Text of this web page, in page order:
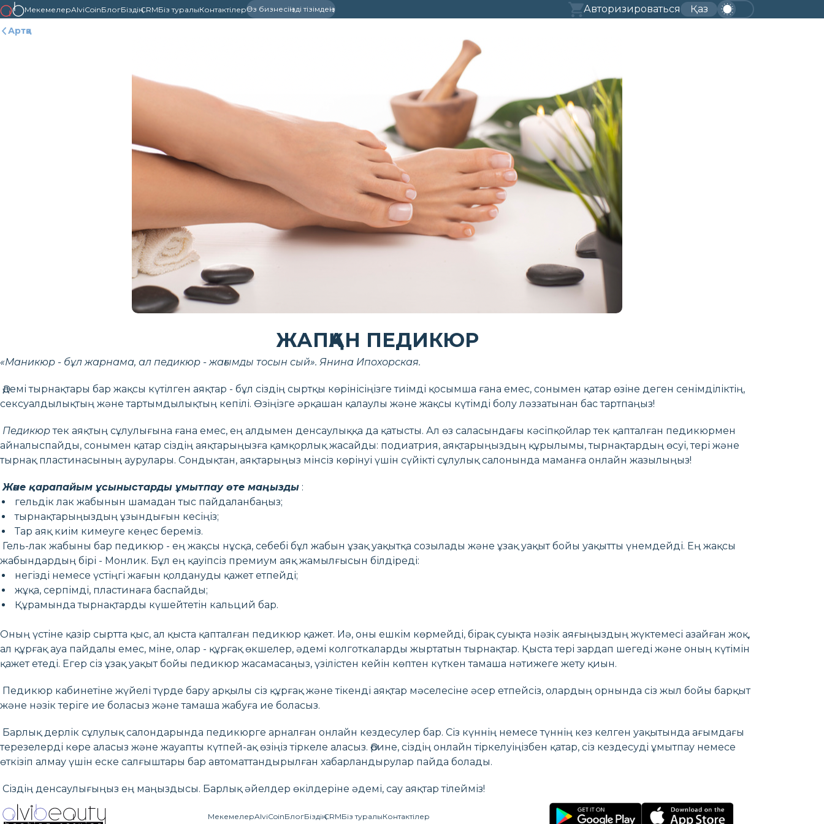
МекемелерAlviCoinБлогБіздің CRMБіз туралыКонтактілерӨз бизнесіңізді тізімдеңіз Авторизироваться Қаз
Артқа
ЖАПҚАН ПЕДИКЮР
«Маникюр - бұл жарнама, ал педикюр - жағымды тосын сый». Янина Ипохорская.
Әдемі тырнақтары бар жақсы күтілген аяқтар - бұл сіздің сыртқы көрінісіңізге тиімді қосымша ғана емес, сонымен қатар өзіне деген сенімділіктің,
сексуалдылықтың және тартымдылықтың кепілі. Өзіңізге әрқашан қалаулы және жақсы күтімді болу ләззатынан бас тартпаңыз!
Педикюртек аяқтың сұлулығына ғана емес, ең алдымен денсаулыққа да қатысты. Ал өз саласындағы кәсіпқойлар тек қапталған педикюрмен
айналыспайды, сонымен қатар сіздің аяқтарыңызға қамқорлық жасайды: подиатрия, аяқтарыңыздың құрылымы, тырнақтардың өсуі, тері және
тырнақ пластинасының аурулары. Сондықтан, аяқтарыңыз мінсіз көрінуі үшін сүйікті сұлулық салонында маманға онлайн жазылыңыз!
Және қарапайым ұсыныстарды ұмытпау өте маңызды :
гельдік лак жабынын шамадан тыс пайдаланбаңыз;
тырнақтарыңыздың ұзындығын кесіңіз;
Тар аяқ киім кимеуге кеңес береміз.
Гель-лак жабыны бар педикюр - ең жақсы нұсқа, себебі бұл жабын ұзақ уақытқа созылады және ұзақ уақыт бойы уақытты үнемдейді. Ең жақсы
жабындардың бірі - Монлик. Бұл ең қауіпсіз премиум аяқ жамылғысын білдіреді:
негізді немесе үстіңгі жағын қолдануды қажет етпейді;
жұқа, серпімді, пластинаға баспайды;
Құрамында тырнақтарды күшейтетін кальций бар.
Оның үстіне қазір сыртта қыс, ал қыста қапталған педикюр қажет. Иә, оны ешкім көрмейді, бірақ суықта нәзік аяғыңыздың жүктемесі азайған жоқ,
ал құрғақ ауа пайдалы емес, міне, олар - құрғақ өкшелер, әдемі колготкаларды жыртатын тырнақтар. Қыста тері зардап шегеді және оның күтімін
қажет етеді. Егер сіз ұзақ уақыт бойы педикюр жасамасаңыз, үзілістен кейін көптен күткен тамаша нәтижеге жету қиын.
Педикюр кабинетіне жүйелі түрде бару арқылы сіз құрғақ және тікенді аяқтар мәселесіне әсер етпейсіз, олардың орнында сіз жыл бойы барқыт
және нәзік теріге ие боласыз және тамаша жабуға ие боласыз.
Барлық дерлік сұлулық салондарында педикюрге арналған онлайн кездесулер бар. Сіз күннің немесе түннің кез келген уақытында ағымдағы
терезелерді көре аласыз және жауапты күтпей-ақ өзіңіз тіркеле аласыз. Әрине, сіздің онлайн тіркелуіңізбен қатар, сіз кездесуді ұмытпау немесе
өткізіп алмау үшін еске салғыштары бар автоматтандырылған хабарландырулар пайда болады.
Сіздің денсаулығыңыз ең маңыздысы. Барлық әйелдер өкілдеріне әдемі, сау аяқтар тілейміз!
МекемелерAlviCoinБлогБіздің CRMБіз туралыКонтактілер